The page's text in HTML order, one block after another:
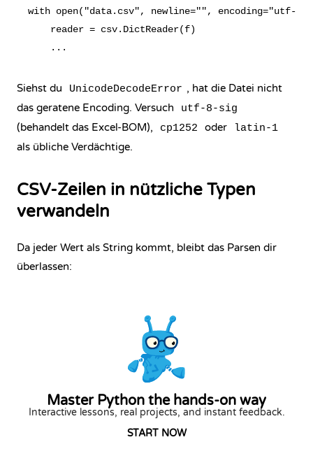
with open("data.csv", newline="", encoding="utf-
    reader = csv.DictReader(f)
Siehst du UnicodeDecodeError , hat die Datei nicht
das geratene Encoding. Versuch
utf-8-sig
(behandelt das Excel-BOM), cp1252 oder latin-1
als übliche Verdächtige.
CSV-Zeilen in nützliche Typen
verwandeln
Da jeder Wert als String kommt, bleibt das Parsen dir
überlassen:
Master Python the hands-on way
Interactive lessons, real projects, and instant feedback.
START NOW